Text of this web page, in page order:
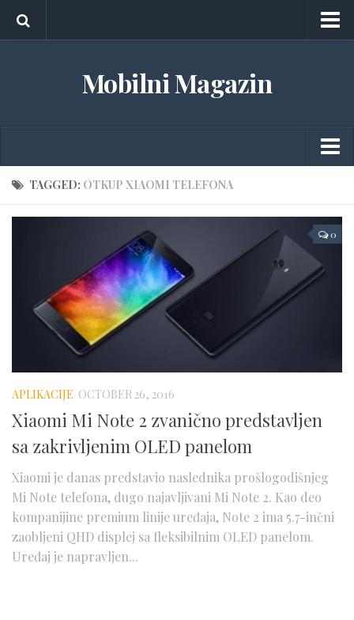
Mobilni Magazin
Android
Tableti
Testovi
Dogadjaji
Saveti
TAGGED: OTKUP XIAOMI TELEFONA
0
APLIKACIJE OCTOBER 26, 2016
Xiaomi Mi Note 2 zvanično predstavljen
sa zakrivljenim OLED panelom
Xiaomi je danas predstavio naslednika prošlogodišnjeg
Mi Note telefona, dugo najavljivani Mi Note 2. Kao deo
kompanijine premium linije uređaja, Note 2 ima 5.7-inčni
zaobljeni QHD displej sa fleksibilnim OLED panelom.
Uređaj je napravljen...